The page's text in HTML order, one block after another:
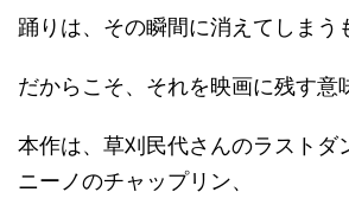
踊りは、その瞬間に消えてしまう
だからこそ、それを映画に残す意
本作は、草刈民代さんのラストダ
ニーノのチャップリン、